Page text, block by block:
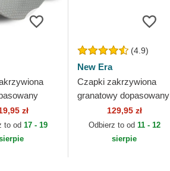
Stretch
York
New Era
zł
to od17 - 19
(4.9)
New Era
Czapki zakrzywiona
granatowy dopasowany
39THIRTY Classic New
York Yankees MLB
129,95 zł
Odbierz to od 11 - 12
sierpie